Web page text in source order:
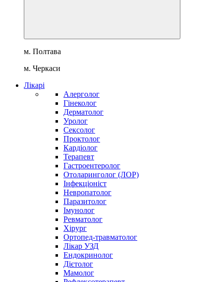
м. Полтава
м. Черкаси
Лікарі
Алерголог
Гінеколог
Дерматолог
Уролог
Сексолог
Проктолог
Кардіолог
Терапевт
Гастроентеролог
Отоларинголог (ЛОР)
Інфекціоніст
Невропатолог
Паразитолог
Імунолог
Ревматолог
Хірург
Ортопед-травматолог
Лікар УЗД
Ендокринолог
Дієтолог
Мамолог